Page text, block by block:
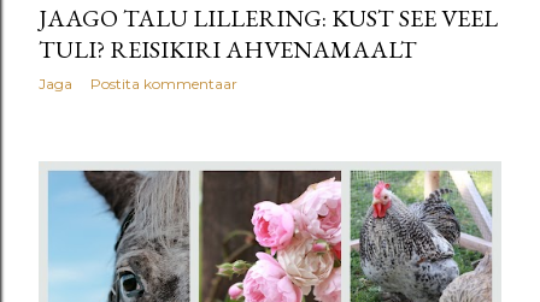
JAAGO TALU LILLERING: KUST SEE VEEL
TULI? REISIKIRI AHVENAMAALT
Jaga Postita kommentaar